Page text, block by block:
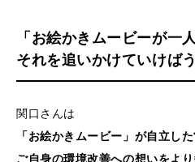
「お絵かきムービーが一
それを追いかけていけば
関口さんは
「お絵かきムービー」が自立し
ご自身の環境改善への想いをよ